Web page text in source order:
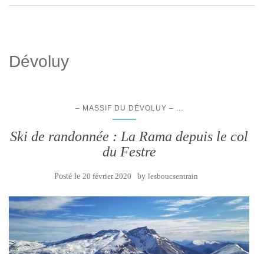
Dévoluy
– MASSIF DU DÉVOLUY –
Ski de randonnée : La Rama depuis le col
du Festre
Posté le 20 février 2020 by lesboucsentrain